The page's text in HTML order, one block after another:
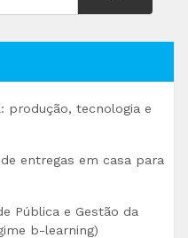
produção, tecnologia e
entregas em casa para
Pública e Gestão da
b-learning)